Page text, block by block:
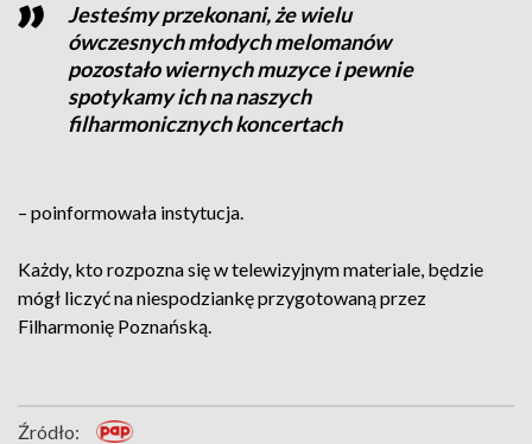
Jesteśmy przekonani, że wielu
ówczesnych młodych melomanów
pozostało wiernych muzyce i pewnie
spotykamy ich na naszych
filharmonicznych koncertach
– poinformowała instytucja.
Każdy, kto rozpozna się w telewizyjnym materiale, będzie
mógł liczyć na niespodziankę przygotowaną przez
Filharmonię Poznańską.
Źródło: